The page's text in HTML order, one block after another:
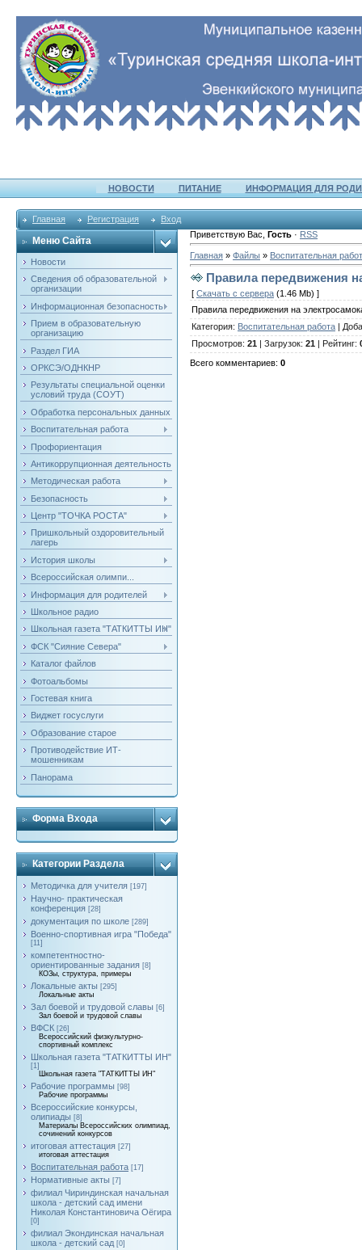
НОВОСТИ ПИТАНИЕ ИНФОРМАЦИЯ ДЛЯ
Главная Регистрация Вход
Меню Сайта
Новости
Сведения об образовательной
организации
Информационная безопасность
Прием в образовательную
организацию
Раздел ГИА
ОРКСЭ/ОДНКНР
Результаты специальной оценки
условий труда (СОУТ)
Обработка персональных данных
Воспитательная работа
Профориентация
Антикоррупционная деятельность
Методическая работа
Безопасность
Центр "ТОЧКА РОСТА"
Пришкольный оздоровительный
лагерь
История школы
Всероссийская олимпи...
Информация для родителей
Школьное радио
Школьная газета "ТАТКИТТЫ ИН"
ФСК "Сияние Севера"
Каталог файлов
Фотоальбомы
Гостевая книга
Виджет госуслуги
Образование старое
Противодействие ИТ-
мошенникам
Панорама
Форма Входа
Категории Раздела
Методичка для учителя [197]
Научно- практическая
конференция [28]
документация по школе [289]
Военно-спортивная игра "Победа"
[11]
компетентностно-
ориентированные задания [8]
КОЗы, структура, примеры
Локальные акты [295]
Локальные акты
Зал боевой и трудовой славы [6]
Зал боевой и трудовой славы
ВФСК [26]
Всероссийский физкультурно-
спортивный комплекс
Школьная газета "ТАТКИТТЫ ИН"
[1]
Школьная газета "ТАТКИТТЫ ИН"
Рабочие программы [98]
Рабочие программы
Всероссийские конкурсы,
олипиады [8]
Материалы Всероссийских олимпиад,
сочинений конкурсов
итоговая аттестация [27]
итоговая аттестация
Воспитательная работа [17]
Нормативные акты [7]
филиал Чириндинская начальная
школа - детский сад имени
Николая Константиновича Оёгира
[0]
филиал Экондинская начальная
школа - детский сад [0]
Приветствую Вас Гость · RSS
Главная » Файлы » Воспитательная
Правила передвижения
[ Скачать с сервера (1.46 Mb) ]
Правила передвижения на
Категория: Воспитательная работа
Просмотров: 21 Загрузок: 21 Рейтинг:
Всего комментариев: 0